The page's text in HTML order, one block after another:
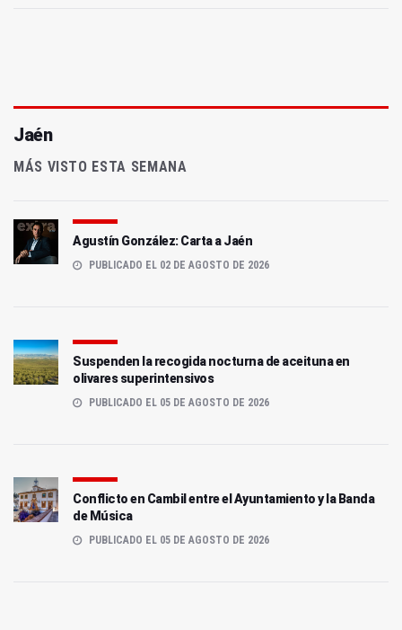
Jaén
MÁS VISTO ESTA SEMANA
Agustín González: Carta a Jaén
PUBLICADO EL 02 DE AGOSTO DE 2026
Suspenden la recogida nocturna de aceituna en
olivares superintensivos
PUBLICADO EL 05 DE AGOSTO DE 2026
Conflicto en Cambil entre el Ayuntamiento y la Banda
de Música
PUBLICADO EL 05 DE AGOSTO DE 2026